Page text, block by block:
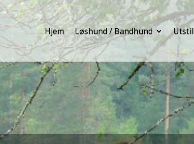
Hjem Løshund / Bandhund